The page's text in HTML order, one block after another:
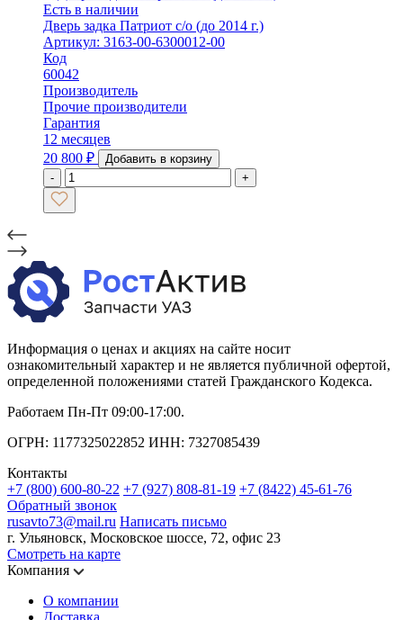
Есть в наличии
Дверь задка Патриот с/о (до 2014 г.)
Артикул: 3163-00-6300012-00
Код
60042
Производитель
Прочие производители
Гарантия
12 месяцев
20 800 ₽
Добавить в корзину
-
+
Информация о ценах и акциях на сайте носит
ознакомительный характер и не является публичной офертой,
определенной положениями статей Гражданского Кодекса.
Работаем Пн-Пт 09:00-17:00.
ОГРН: 1177325022852 ИНН: 7327085439
Контакты
+7 (800) 600-80-22 +7 (927) 808-81-19 +7 (8422) 45-61-76
Обратный звонок
rusavto73@mail.ru Написать письмо
г. Ульяновск, Московское шоссе, 72, офис 23
Смотреть на карте
Компания
О компании
Доставка